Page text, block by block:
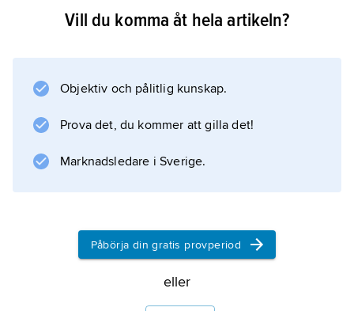
fria och bildade USA. Från slutet av 1800-talet
Gibraltar
i södra Europa och några små öar långt från
Vill du komma åt hela artikeln?
Objektiv och pålitlig kunskap.
Prova det, du kommer att gilla det!
Marknadsledare i Sverige.
Påbörja din gratis provperiod
eller